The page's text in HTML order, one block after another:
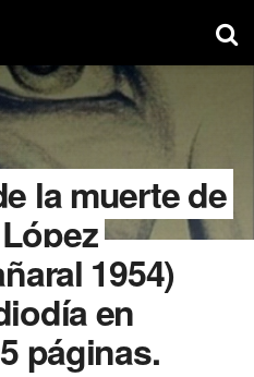
la muerte de
1954)
en
páginas.